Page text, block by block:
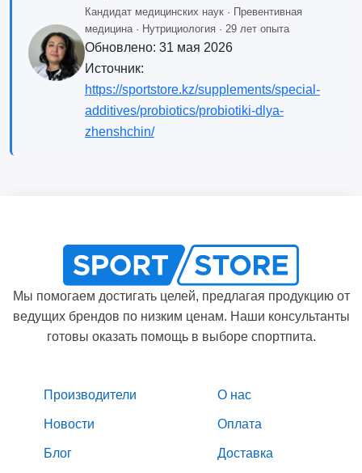
Кандидат медицинских наук · Превентивная
медицина · Нутрициология · 29 лет опыта
Обновлено: 31 мая 2026
Источник:
https://sportstore.kz/supplements/special-
additives/probiotics/probiotiki-dlya-
zhenshchin/
Мы помогаем достигать целей, предлагая продукцию от
ведущих брендов по низким ценам. Наши консультанты
готовы оказать помощь в выборе спортпита.
Производители
Новости
Блог
О нас
Оплата
Доставка